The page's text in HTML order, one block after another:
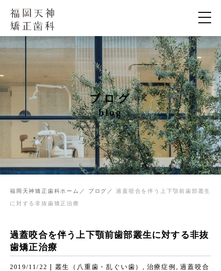
ブログ
blog
福岡天神矯正歯科ホーム ブログ 過蓋咬合を伴う上下顎前歯部叢生
に対する非抜歯矯正治療
過蓋咬合を伴う上下顎前歯部叢生に対する非抜
歯矯正治療
2019/11/22 | 叢生（八重歯・乱ぐい歯） 治療症例 過蓋咬合